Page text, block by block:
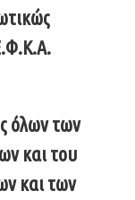
όλων των
και του
και των